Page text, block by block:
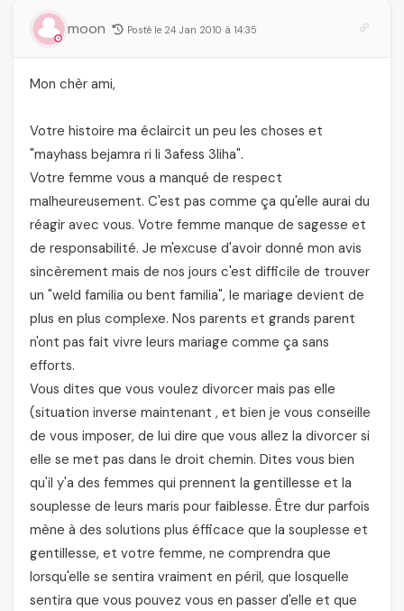
moon Posté le 24 Jan 2010 à 14:35
Mon chèr ami,
Votre histoire ma éclaircit un peu les choses et
"mayhass bejamra ri li 3afess 3liha".
Votre femme vous a manqué de respect
malheureusement. C'est pas comme ça qu'elle aurai du
réagir avec vous. Votre femme manque de sagesse et
de responsabilité. Je m'excuse d'avoir donné mon avis
sincèrement mais de nos jours c'est difficile de trouver
un "weld familia ou bent familia", le mariage devient de
plus en plus complexe. Nos parents et grands parent
n'ont pas fait vivre leurs mariage comme ça sans
efforts.
Vous dites que vous voulez divorcer mais pas elle
(situation inverse maintenant , et bien je vous conseille
de vous imposer, de lui dire que vous allez la divorcer si
elle se met pas dans le droit chemin. Dites vous bien
qu'il y'a des femmes qui prennent la gentillesse et la
souplesse de leurs maris pour faiblesse. Être dur parfois
mène à des solutions plus éfficace que la souplesse et
gentillesse, et votre femme, ne comprendra que
lorsqu'elle se sentira vraiment en péril, que losquelle
sentira que vous pouvez vous en passer d'elle et que